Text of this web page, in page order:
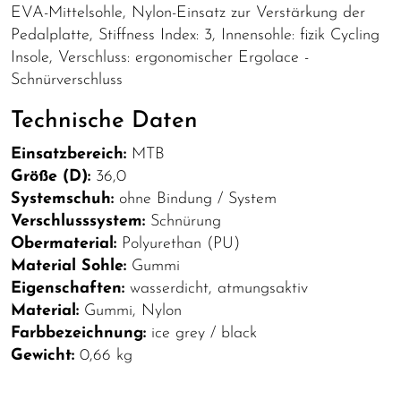
EVA-Mittelsohle, Nylon-Einsatz zur Verstärkung der
Pedalplatte, Stiffness Index: 3, Innensohle: fizik Cycling
Insole, Verschluss: ergonomischer Ergolace -
Schnürverschluss
Technische Daten
Einsatzbereich: MTB
Größe (D): 36,0
Systemschuh: ohne Bindung / System
Verschlusssystem: Schnürung
Obermaterial: Polyurethan (PU)
Material Sohle: Gummi
Eigenschaften: wasserdicht, atmungsaktiv
Material: Gummi, Nylon
Farbbezeichnung: ice grey / black
Gewicht: 0,66 kg